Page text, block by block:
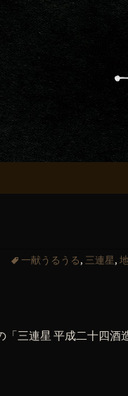
条で
」
酒屋「一献
一献うるうる, 三連星,
三連星 平成二十四酒